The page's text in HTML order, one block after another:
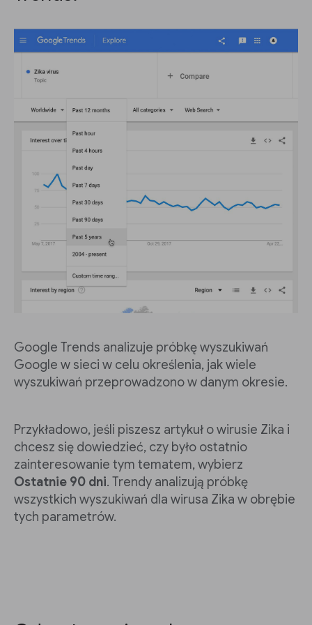
Google Trends analizuje próbkę wyszukiwań
Google w sieci w celu określenia, jak wiele
wyszukiwań przeprowadzono w danym okresie.
Przykładowo, jeśli piszesz artykuł o wirusie Zika i
chcesz się dowiedzieć, czy było ostatnio
zainteresowanie tym tematem, wybierz
Ostatnie 90 dni. Trendy analizują próbkę
wszystkich wyszukiwań dla wirusa Zika w obrębie
tych parametrów.